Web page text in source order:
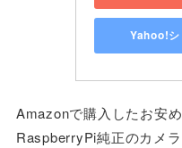
Yahoo!シ
Amazonで購入したお安め
RaspberryPi純正のカメ